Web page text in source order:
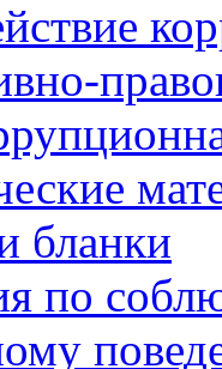
бланки
по